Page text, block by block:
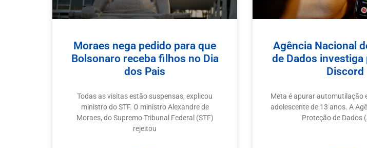
Moraes nega pedido para que
Bolsonaro receba filhos no Dia
dos Pais
Todas as visitas estão suspensas, explicou
ministro do STF. O ministro Alexandre de
Moraes, do Supremo Tribunal Federal (STF)
rejeitou
Agência Nacional
de Dados
Discord
Meta é apurar automutilação
adolescente de 13 anos. A
Proteção de Dados